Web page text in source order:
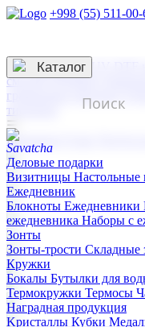
+998 (55) 511-00-
3D гравировка
смолой (Doming)
гравировка твердая
тиснение
☰
Контакты
Каталог
Деловые подарки
Визитницы Настольные
Ежедневник
Блокноты Ежедневники
ежедневника Наборы с
Зонты
Зонты-трости Складные
Кружки
Бокалы Бутылки для
Термокружки Термосы
Наградная продукция
Kристаллы Кубки